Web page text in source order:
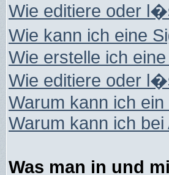
Wie editiere oder
Wie kann ich eine
Wie erstelle ich
Wie editiere oder
Warum kann ich
Warum kann ich
Was man in und